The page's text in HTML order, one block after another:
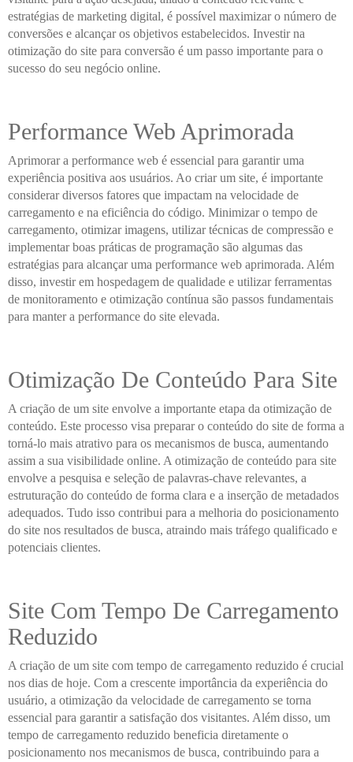
estratégias de marketing digital, é possível maximizar o número de
conversões e alcançar os objetivos estabelecidos. Investir na
otimização do site para conversão é um passo importante para o
sucesso do seu negócio online.
Performance Web Aprimorada
Aprimorar a performance web é essencial para garantir uma
experiência positiva aos usuários. Ao criar um site, é importante
considerar diversos fatores que impactam na velocidade de
carregamento e na eficiência do código. Minimizar o tempo de
carregamento, otimizar imagens, utilizar técnicas de compressão e
implementar boas práticas de programação são algumas das
estratégias para alcançar uma performance web aprimorada. Além
disso, investir em hospedagem de qualidade e utilizar ferramentas
de monitoramento e otimização contínua são passos fundamentais
para manter a performance do site elevada.
Otimização De Conteúdo Para Site
A criação de um site envolve a importante etapa da otimização de
conteúdo. Este processo visa preparar o conteúdo do site de forma a
torná-lo mais atrativo para os mecanismos de busca, aumentando
assim a sua visibilidade online. A otimização de conteúdo para site
envolve a pesquisa e seleção de palavras-chave relevantes, a
estruturação do conteúdo de forma clara e a inserção de metadados
adequados. Tudo isso contribui para a melhoria do posicionamento
do site nos resultados de busca, atraindo mais tráfego qualificado e
potenciais clientes.
Site Com Tempo De Carregamento
Reduzido
A criação de um site com tempo de carregamento reduzido é crucial
nos dias de hoje. Com a crescente importância da experiência do
usuário, a otimização da velocidade de carregamento se torna
essencial para garantir a satisfação dos visitantes. Além disso, um
tempo de carregamento reduzido beneficia diretamente o
posicionamento nos mecanismos de busca, contribuindo para a